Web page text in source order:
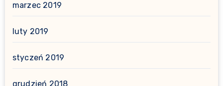
marzec 2019
luty 2019
styczeń 2019
grudzień 2018